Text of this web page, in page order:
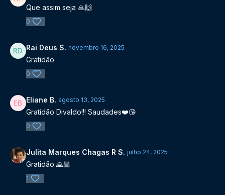
Que assim seja 🙏🙌
0
Rai Deus S. novembro 16, 2025
Gratidão
0
Eliane B. agosto 13, 2025
Gratidão Divaldo!!! Saudades❤️😘
0
Julita Marques Chagas R S. julho 24, 2025
Gratidão 🙏🏼
1